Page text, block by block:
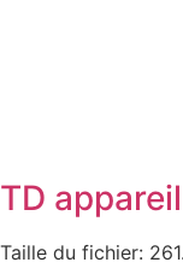
TD
Taille du fichier: